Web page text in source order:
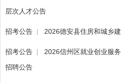
层次人才公告
招考公告 | 2026德安县住房和城乡
招考公告 |
2026信州区就业创业服
招聘公告